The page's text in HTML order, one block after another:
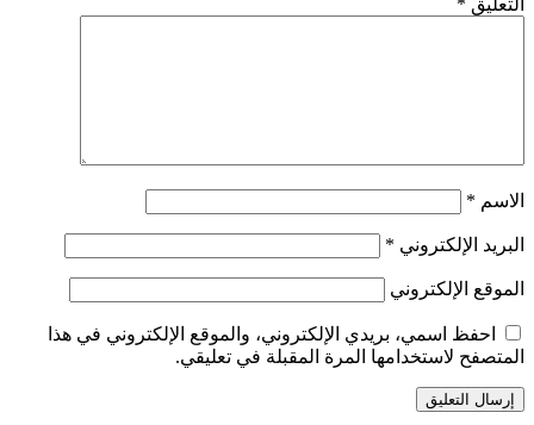
الاسم *
البريد الإلكتروني *
الموقع الإلكتروني
احفظ اسمي، بريدي الإلكتروني، والموقع الإلكتروني في هذا
المتصفح لاستخدامها المرة المقبلة في تعليقي.